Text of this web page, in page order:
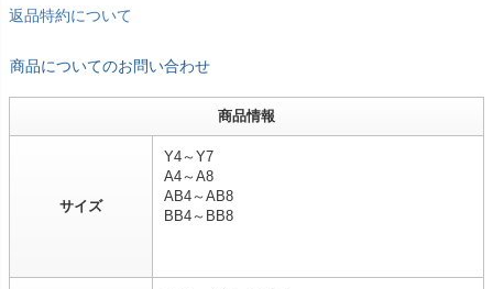
返品特約について
商品についてのお問い合わせ
商品情報
サイズ
Y4～Y7
A4～A8
AB4～AB8
BB4～BB8